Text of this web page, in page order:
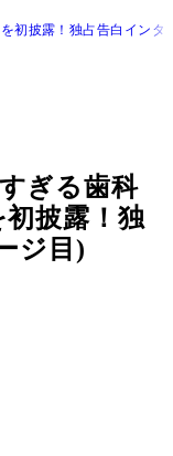
初披露！独占告白インタ
ぎる歯科
披露！独
ジ目)